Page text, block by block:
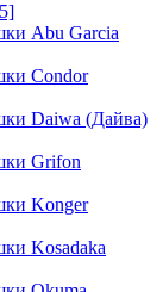
Abu Garcia
Condor
Daiwa (Дайва)
Grifon
Konger
Kosadaka